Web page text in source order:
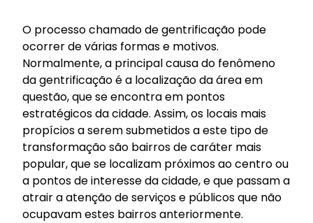
O processo chamado de gentrificação pode
ocorrer de várias formas e motivos.
Normalmente, a principal causa do fenômeno
da gentrificação é a localização da área em
questão, que se encontra em pontos
estratégicos da cidade. Assim, os locais mais
propícios a serem submetidos a este tipo de
transformação são bairros de caráter mais
popular, que se localizam próximos ao centro ou
a pontos de interesse da cidade, e que passam a
atrair a atenção de serviços e públicos que não
ocupavam estes bairros anteriormente.